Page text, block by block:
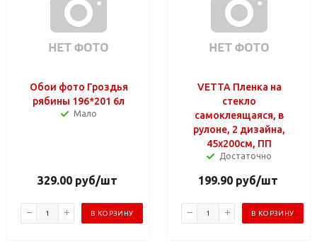
Обои фото Гроздья
рябины 196*201 6л
Мало
329.00руб/шт
В КОРЗИНУ
VETTA Пленка на
стекло
самоклеящаяся, в
рулоне, 2 дизайна,
45х200см, ПП
Достаточно
199.90руб/шт
В КОРЗИНУ